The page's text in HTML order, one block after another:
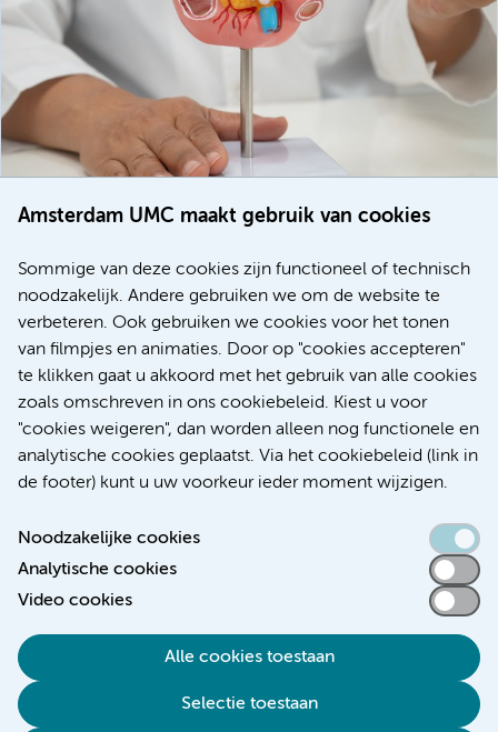
Amsterdam UMC maakt gebruik van cookies
Sommige van deze cookies zijn functioneel of technisch
noodzakelijk. Andere gebruiken we om de website te
verbeteren. Ook gebruiken we cookies voor het tonen
van filmpjes en animaties. Door op "cookies accepteren"
te klikken gaat u akkoord met het gebruik van alle cookies
zoals omschreven in ons cookiebeleid. Kiest u voor
"cookies weigeren", dan worden alleen nog functionele en
analytische cookies geplaatst. Via het cookiebeleid (link in
de footer) kunt u uw voorkeur ieder moment wijzigen.
Noodzakelijke cookies
Analytische cookies
Video cookies
Alle cookies toestaan
Selectie toestaan
voor patiënten met alvleesklierkanker verbeteren
Meer
Toegankelijkheidsverklaring
Algemene privacyverklaring